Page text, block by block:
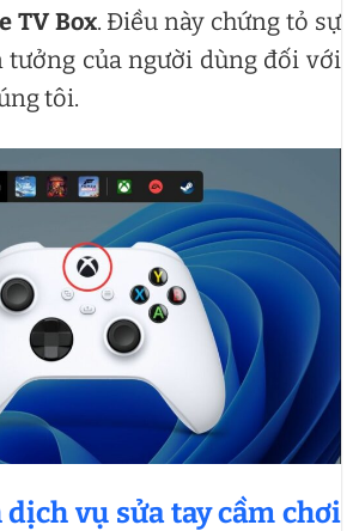
TV Box. Điều này chứng tỏ sự
của người dùng đối với
tôi.
vụ sửa tay cầm chơi